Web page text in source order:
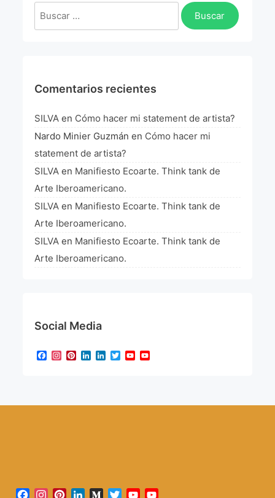
Buscar:
Comentarios recientes
SILVA en Cómo hacer mi statement de artista?
Nardo Minier Guzmán en Cómo hacer mi
statement de artista?
SILVA en Manifiesto Ecoarte. Think tank de
Arte Iberoamericano.
SILVA en Manifiesto Ecoarte. Think tank de
Arte Iberoamericano.
SILVA en Manifiesto Ecoarte. Think tank de
Arte Iberoamericano.
Social Media
Facebook
Instagram
Pinterest
LinkedIn
LinkedIn
TwitterYouTube
Facebook
Instagram
PinterestLinkedInMediumTwitterYouTube